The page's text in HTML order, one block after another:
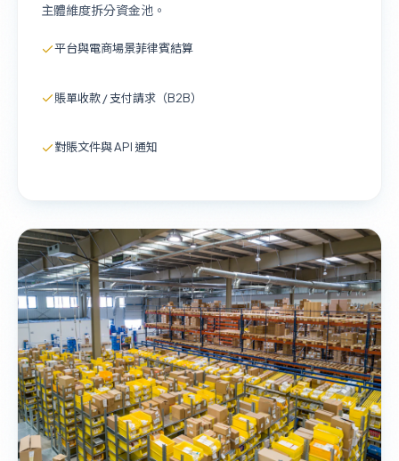
主體維度拆分資金池。
平台與電商場景菲律賓結算
賬單收款 / 支付請求（B2B）
對賬文件與 API 通知